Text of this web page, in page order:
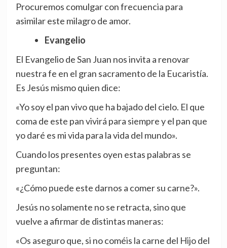
Procuremos comulgar con frecuencia para
asimilar este milagro de amor.
Evangelio
El Evangelio de San Juan nos invita a renovar
nuestra fe en el gran sacramento de la Eucaristía.
Es Jesús mismo quien dice:
«Yo soy el pan vivo que ha bajado del cielo. El que
coma de este pan vivirá para siempre y el pan que
yo daré es mi vida para la vida del mundo».
Cuando los presentes oyen estas palabras se
preguntan:
«¿Cómo puede este darnos a comer su carne?».
Jesús no solamente no se retracta, sino que
vuelve a afirmar de distintas maneras:
«Os aseguro que, si no coméis la carne del Hijo del